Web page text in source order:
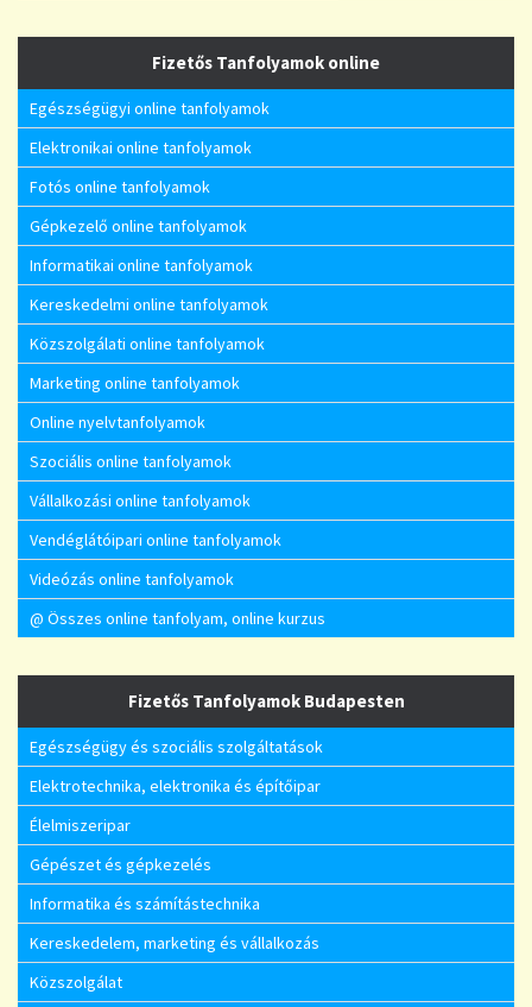
Fizetős Tanfolyamok online
Egészségügyi online tanfolyamok
Elektronikai online tanfolyamok
Fotós online tanfolyamok
Gépkezelő online tanfolyamok
Informatikai online tanfolyamok
Kereskedelmi online tanfolyamok
Közszolgálati online tanfolyamok
Marketing online tanfolyamok
Online nyelvtanfolyamok
Szociális online tanfolyamok
Vállalkozási online tanfolyamok
Vendéglátóipari online tanfolyamok
Videózás online tanfolyamok
@ Összes online tanfolyam, online kurzus
Fizetős Tanfolyamok Budapesten
Egészségügy és szociális szolgáltatások
Elektrotechnika, elektronika és építőipar
Élelmiszeripar
Gépészet és gépkezelés
Informatika és számítástechnika
Kereskedelem, marketing és vállalkozás
Közszolgálat